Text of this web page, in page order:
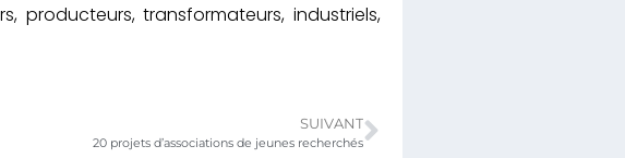
producteurs, transformateurs, industriels,
SUIVANT
20 projets d’associations de jeunes recherchés